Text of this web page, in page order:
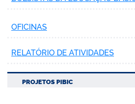
OFICINAS
RELATÓRIO DE ATIVIDADES
PROJETOS PIBIC